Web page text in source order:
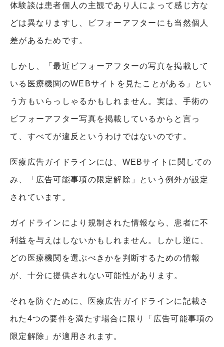
体験談は患者個人の主観であり人によって感じ方な
どは異なりますし、ビフォーアフターにも当然個人
差があるためです。
しかし、「最近ビフォーアフターの写真を掲載して
いる医療機関のWEBサイトを見たことがある」とい
う方もいらっしゃるかもしれません。実は、手術の
ビフォーアフター写真を掲載しているからと言っ
て、すべてが違反というわけではないのです。
医療広告ガイドラインには、 WEBサイトに関しての
み、「広告可能事項の限定解除」という例外が設定
されています。
ガイドラインにより規制された情報なら、患者に不
利益を与えはしないかもしれません。しかし逆に、
どの医療機関を選ぶべきかを判断するための情報
が、十分に提供されない可能性があります。
それを防ぐために、医療広告ガイドラインに記載さ
れた 4つの要件を満たす場合に限り「広告可能事項の
限定解除」が適用されます。